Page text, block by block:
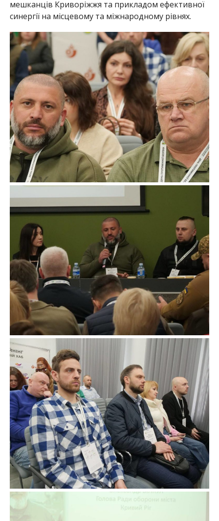
мешканців Криворіжжя та прикладом ефективної
синергії на місцевому та міжнародному рівнях.